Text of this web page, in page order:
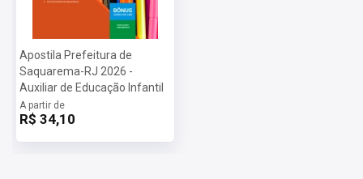
Apostila Prefeitura de
Saquarema-RJ 2026 -
Auxiliar de Educação Infantil
A partir de
R$ 34,10